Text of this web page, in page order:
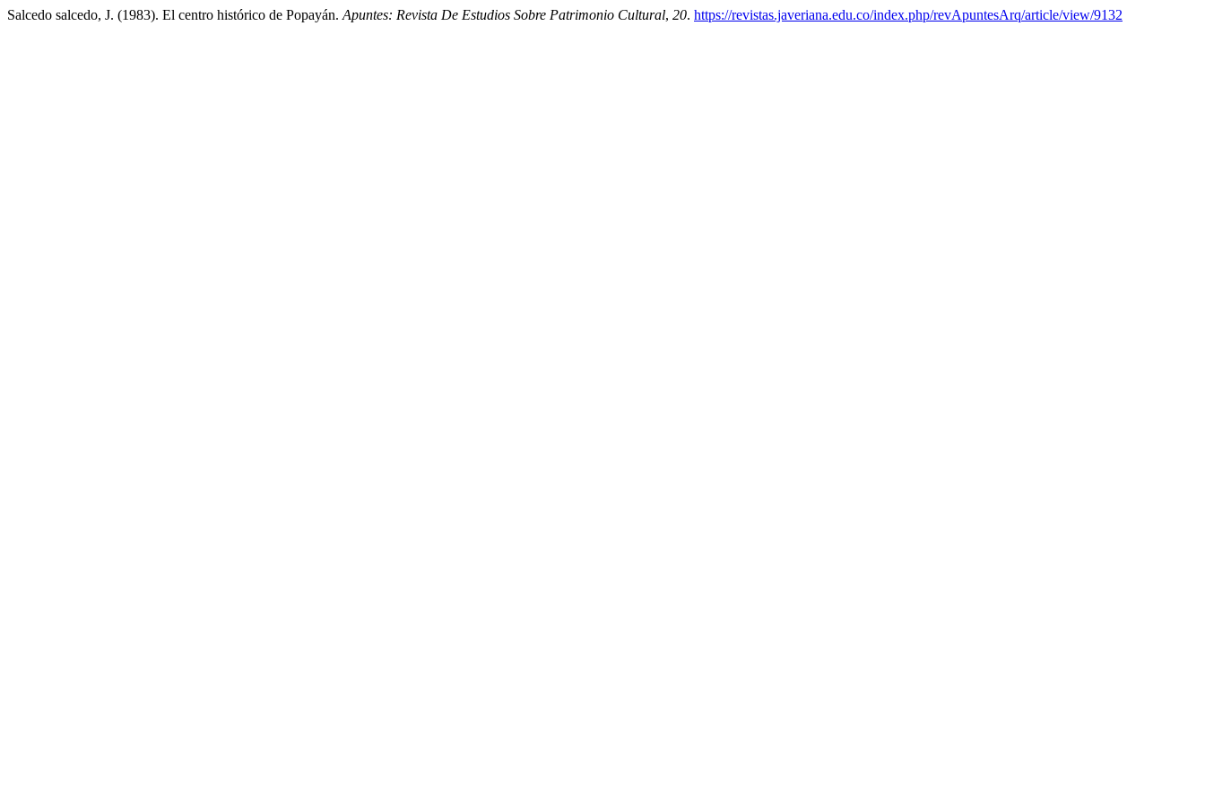
Salcedo salcedo, J. (1983). El centro histórico de Popayán. Apuntes: Revista De Estudios Sobre Patrimonio Cultural, 20. https://revistas.javeriana.edu.co/index.php/revApuntesArq/article/view/9132